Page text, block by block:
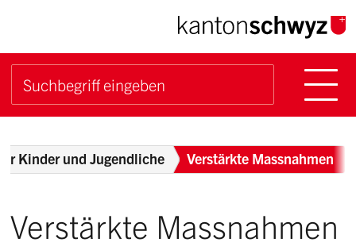
Navigieren im Kanton
Schnellnavigation
Suchbegriff
Breadcrumb
Kinder und Jugendliche Verstärkte Massnahmen
Verstärkte Massnahmen